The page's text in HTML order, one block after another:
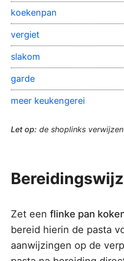
koekenpan
vergiet
slakom
garde
meer keukengerei
Let op: de shoplinks
Zet eenflinke pan
bereid hierin de pasta
aanwijzingen op de